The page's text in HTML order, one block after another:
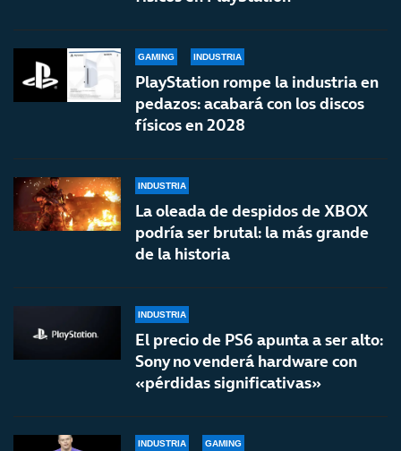
GAMING INDUSTRIA
PlayStation rompe la industria en
pedazos: acabará con los discos
físicos en 2028
INDUSTRIA
La oleada de despidos de XBOX
podría ser brutal: la más grande
de la historia
INDUSTRIA
El precio de PS6 apunta a ser alto:
Sony no venderá hardware con
«pérdidas significativas»
INDUSTRIA GAMING